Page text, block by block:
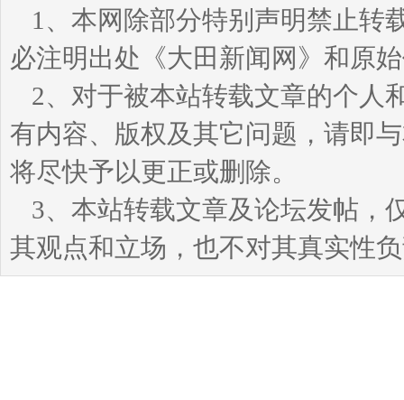
1、本网除部分特别声明禁止转
必注明出处《大田新闻网》和原
2、对于被本站转载文章的个人
有内容、版权及其它问题，请即
将尽快予以更正或删除。
3、本站转载文章及论坛发帖，
其观点和立场，也不对其真实性